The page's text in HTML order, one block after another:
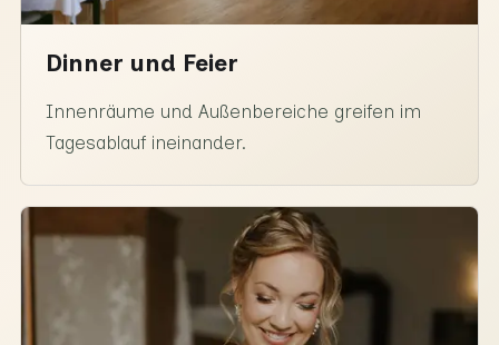
Dinner und Feier
Innenräume und Außenbereiche greifen im
Tagesablauf ineinander.